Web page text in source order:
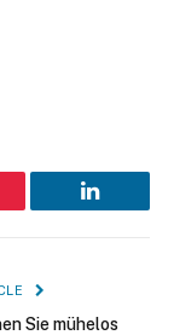
LinkedIn
Sie mühelos